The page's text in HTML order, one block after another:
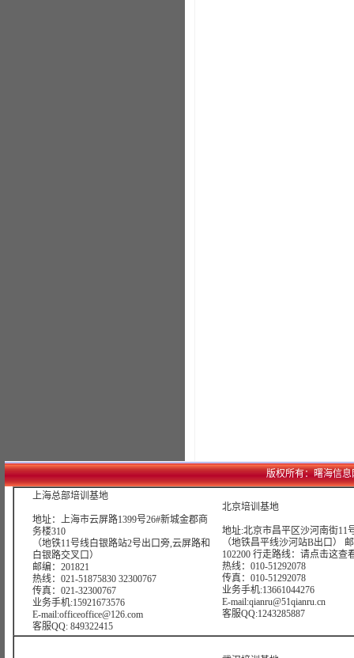
版权所有：曙海信息
上海总部培训基地
地址：上海市云屏路1399号26#新城金郡商
务楼310
（地铁11号线白银路站2号出口旁,云屏路和
白银路交叉口）
邮编：201821
热线：021-51875830 32300767
传真：021-32300767
业务手机:15921673576
E-mail:officeoffice@126.com
客服QQ: 849322415
北京培训基地
地址:北京市昌平区沙河南街11
（地铁昌平线沙河站B出口）
102200 行走路线： 请点击这查
热线：010-51292078
传真：010-51292078
业务手机:13661044276
E-mail:qianru@51qianru.cn
客服QQ:1243285887